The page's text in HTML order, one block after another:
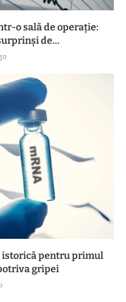
o sală de operație:
de...
istorică pentru primul
gripei